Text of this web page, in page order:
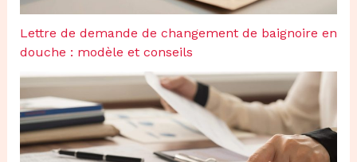
Lettre de demande de changement de baignoire en
douche : modèle et conseils